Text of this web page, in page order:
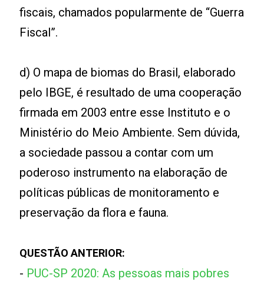
fiscais, chamados popularmente de “Guerra
Fiscal”.
d) O mapa de biomas do Brasil, elaborado
pelo IBGE, é resultado de uma cooperação
firmada em 2003 entre esse Instituto e o
Ministério do Meio Ambiente. Sem dúvida,
a sociedade passou a contar com um
poderoso instrumento na elaboração de
políticas públicas de monitoramento e
preservação da flora e fauna.
QUESTÃO ANTERIOR:
- PUC-SP 2020: As pessoas mais pobres